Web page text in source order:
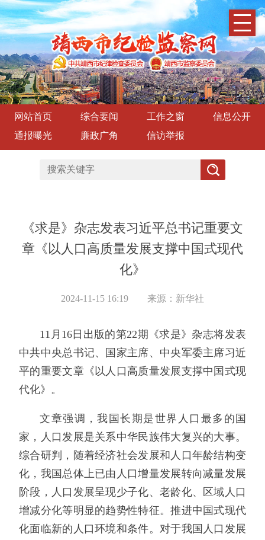
网站首页 综合要闻 工作之窗
信息公开
通报曝光
廉政广角 信访举报
《求是》杂志发表习近平总书记重要文
章《以人口高质量发展支撑中国式现代
化》
2024-11-15 16:19 来源：新华社
11月16日出版的第22期《求是》杂志将发表
中共中央总书记、国家主席、中央军委主席习近
平的重要文章《以人口高质量发展支撑中国式现
代化》。
文章强调，我国长期是世界人口最多的国
家，人口发展是关系中华民族伟大复兴的大事。
综合研判，随着经济社会发展和人口年龄结构变
化，我国总体上已由人口增量发展转向减量发展
阶段，人口发展呈现少子化、老龄化、区域人口
增减分化等明显的趋势性特征。推进中国式现代
化面临新的人口环境和条件。对于我国人口发展